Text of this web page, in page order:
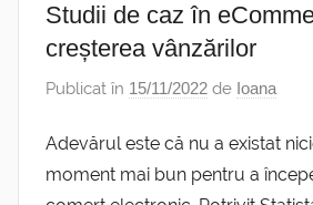
Studii de caz în
creșterea vânzărilor
Publicat în 15/11/2022 de Ioana
Adevărul este că nu a existat
moment mai bun pentru a